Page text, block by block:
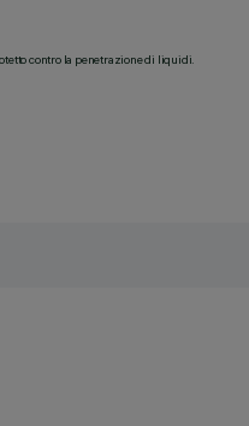
contro la penetrazione di liquidi.